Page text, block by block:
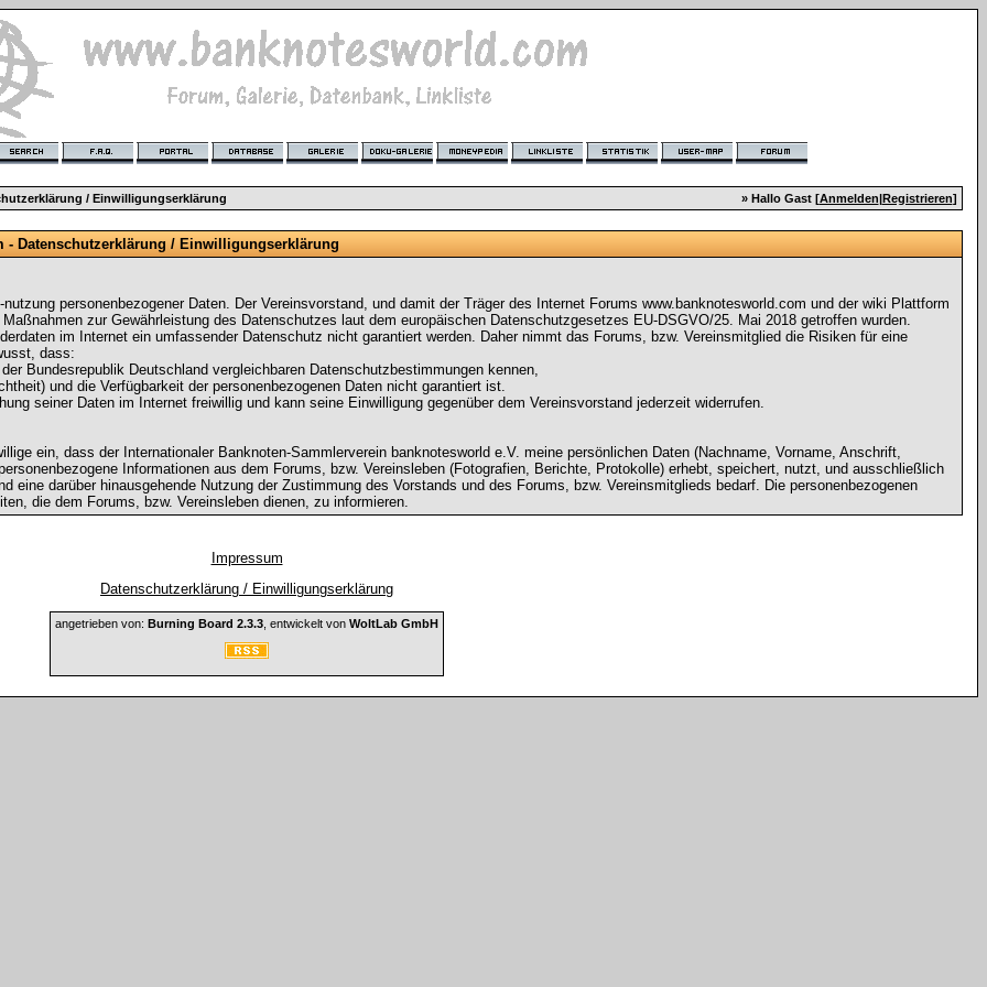
/ Einwilligungserklärung » Hallo Gast [Anmelden|Registrieren]
- Datenschutzerklärung / Einwilligungserklärung
personenbezogener Daten. Der Vereinsvorstand, und damit der Träger des Internet Forums www.banknotesworld.com und der wiki Plattform
zur Gewährleistung des Datenschutzes laut dem europäischen Datenschutzgesetzes EU-DSGVO/25. Mai 2018 getroffen wurden.
im Internet ein umfassender Datenschutz nicht garantiert werden. Daher nimmt das Forums, bzw. Vereinsmitglied die Risiken für eine
dass:
Bundesrepublik Deutschland vergleichbaren Datenschutzbestimmungen kennen,
und die Verfügbarkeit der personenbezogenen Daten nicht garantiert ist.
seiner Daten im Internet freiwillig und kann seine Einwilligung gegenüber dem Vereinsvorstand jederzeit widerrufen.
ein, dass der Internationaler Banknoten-Sammlerverein banknotesworld e.V. meine persönlichen Daten (Nachname, Vorname, Anschrift,
Informationen aus dem Forums, bzw. Vereinsleben (Fotografien, Berichte, Protokolle) erhebt, speichert, nutzt, und ausschließlich
eine darüber hinausgehende Nutzung der Zustimmung des Vorstands und des Forums, bzw. Vereinsmitglieds bedarf. Die personenbezogenen
die dem Forums, bzw. Vereinsleben dienen, zu informieren.
Impressum
Datenschutzerklärung / Einwilligungserklärung
angetrieben von: Burning Board 2.3.3 , entwickelt von WoltLab GmbH